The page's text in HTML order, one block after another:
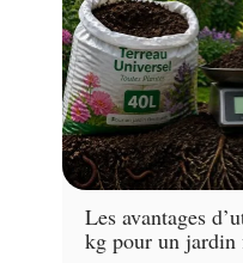
Les avantages
kg pour un jardin